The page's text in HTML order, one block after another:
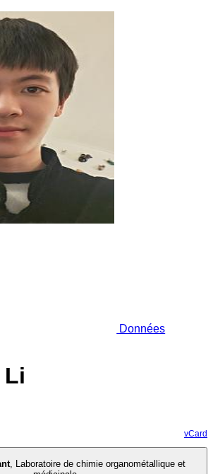
Données
vCard
, Laboratoire de chimie organométallique et